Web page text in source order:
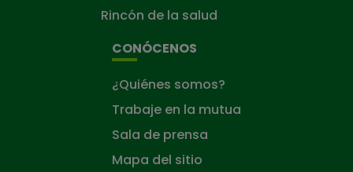
Rincón de la salud
CONÓCENOS
¿Quiénes somos?
Trabaje en la mutua
Sala de prensa
Mapa del sitio